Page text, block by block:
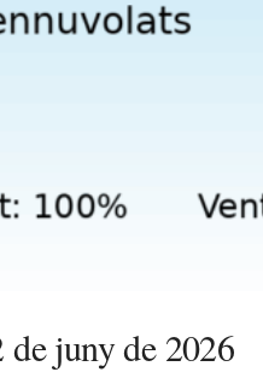
juny de 2026